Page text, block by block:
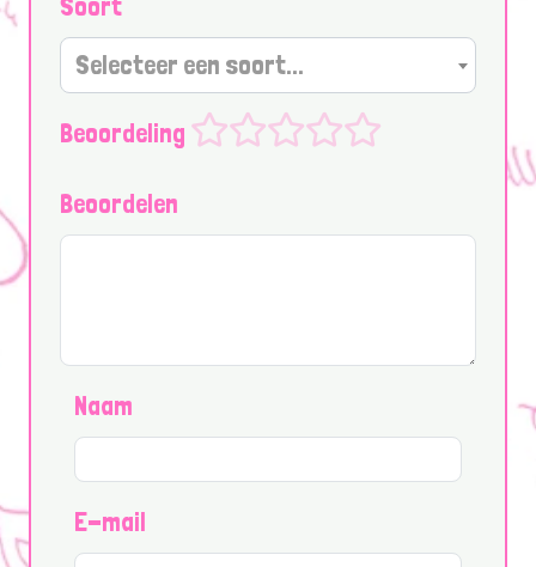
Selecteer een soort...
Beoordeling
Beoordelen
Naam
E-mail